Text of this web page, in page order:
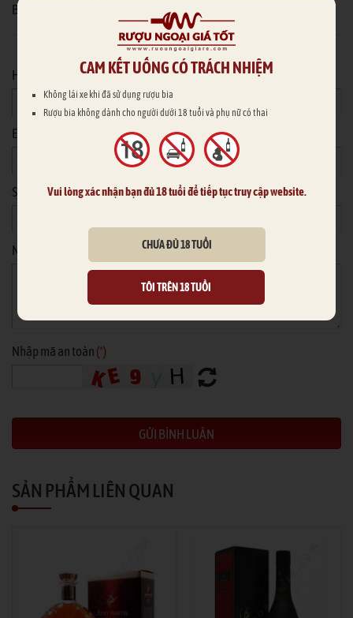
Bạn chưa có tài khoản Rượu Ngoại Giá Rẻ?
Hoặc nhập thông tin của bạn
Họ tên
Email
Số điện thoại
Nội dung
Nhập mã an toàn (*)
SẢN PHẨM LIÊN QUAN
CAM KẾT UỐNG CÓ TRÁCH NHIỆM
Không lái xe khi đã sử dụng rượu bia
Rượu bia không dành cho người dưới 18 tuổi và phụ nữ có thai
Vui lòng xác nhận bạn đủ 18 tuổi để tiếp tục truy cập website.
CHƯA ĐỦ 18 TUỔI
TÔI TRÊN 18 TUỔI